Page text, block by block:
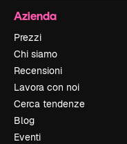
Azienda
Prezzi
Chi siamo
Recensioni
Lavora con noi
Cerca tendenze
Blog
Eventi